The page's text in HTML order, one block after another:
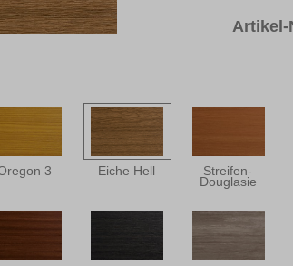
3 Eiche Hell Streifen-
Douglasie
Artikel-